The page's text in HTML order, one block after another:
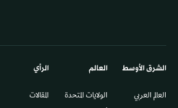
الشرق الأوسط​
العالم العربي
العالم
الولايات المتحدة
الرأي
المقالات